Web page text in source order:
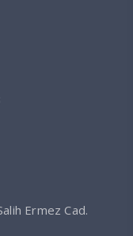
Ermez Cad.